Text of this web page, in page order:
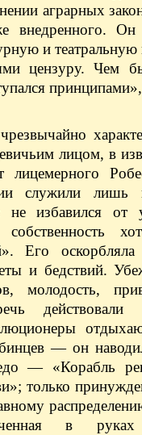
аграрных
внедренного. Он
и
цензуру. Чем
лицом, в
служили лишь
избавился от
Его оскорбляла
и бедствий.
молодость,
действовали
— он
— «Корабль
только
в